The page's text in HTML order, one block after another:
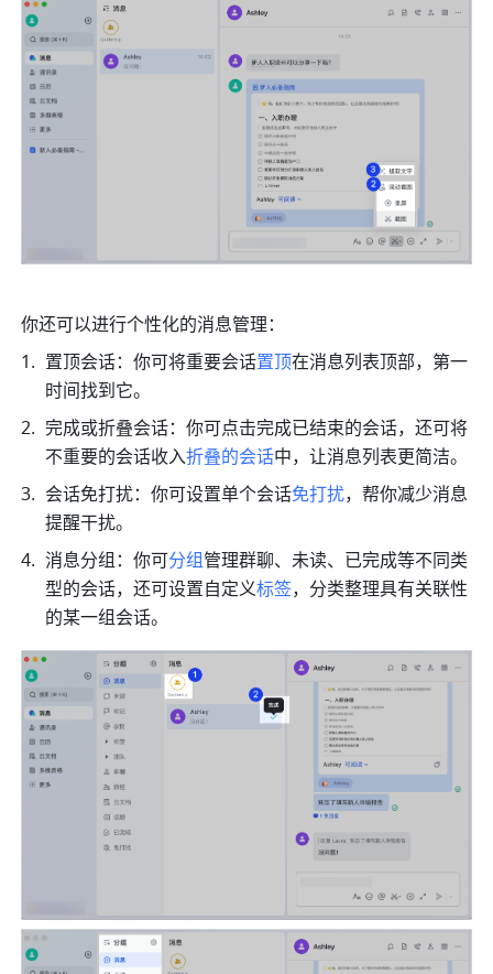
你还可以进行个性化的消息管理：
置顶会话：你可将重要会话置顶在消息列表顶部，第一
时间找到它。
完成或折叠会话：你可点击完成已结束的会话，还可将
不重要的会话收入折叠的会话中，让消息列表更简洁。
会话免打扰：你可设置单个会话免打扰，帮你减少消息
提醒干扰。
消息分组：你可分组管理群聊、未读、已完成等不同类
型的会话，还可设置自定义标签，分类整理具有关联性
的某一组会话。